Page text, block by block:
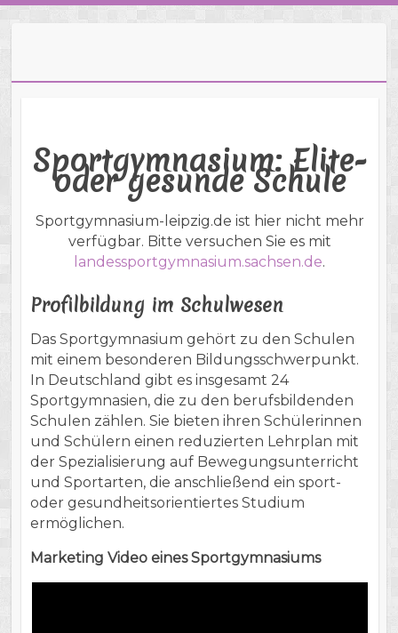
Sportgymnasium: Elite-
oder gesunde Schule
Sportgymnasium-leipzig.de ist hier nicht mehr
verfügbar. Bitte versuchen Sie es mit
landessportgymnasium.sachsen.de.
Profilbildung im Schulwesen
Das Sportgymnasium gehört zu den Schulen
mit einem besonderen Bildungsschwerpunkt.
In Deutschland gibt es insgesamt 24
Sportgymnasien, die zu den berufsbildenden
Schulen zählen. Sie bieten ihren Schülerinnen
und Schülern einen reduzierten Lehrplan mit
der Spezialisierung auf Bewegungsunterricht
und Sportarten, die anschließend ein sport-
oder gesundheitsorientiertes Studium
ermöglichen.
Marketing Video eines Sportgymnasiums